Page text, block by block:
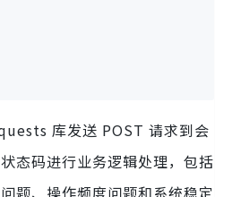
库发送 POST 请求到会
态码进行业务逻辑处理，包括
题、操作频度问题和系统稳定